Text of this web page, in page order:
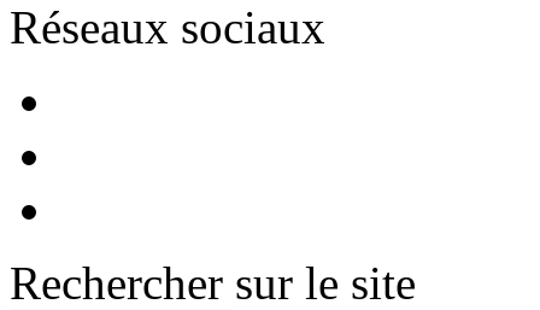
Réseaux sociaux
Rechercher sur le site